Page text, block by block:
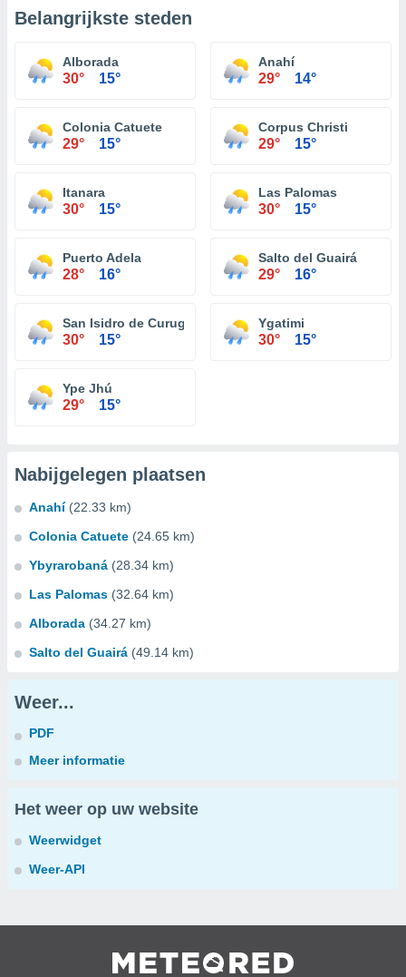
Belangrijkste steden
Alborada
30° 15°
Anahí
29° 14°
Colonia Catuete
29° 15°
Corpus Christi
29° 15°
Itanara
30° 15°
Las Palomas
30° 15°
Puerto Adela
28° 16°
Salto del Guairá
29° 16°
San Isidro de Curuguaty
30° 15°
Ygatimi
30° 15°
Ype Jhú
29° 15°
Nabijgelegen plaatsen
Anahí (22.33 km)
Colonia Catuete (24.65 km)
Ybyrarobaná (28.34 km)
Las Palomas (32.64 km)
Alborada (34.27 km)
Salto del Guairá (49.14 km)
Weer...
PDF
Meer informatie
Het weer op uw website
Weerwidget
Weer-API